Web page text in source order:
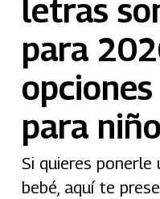
letras
para
para
Si quieres
bebé, aquí te